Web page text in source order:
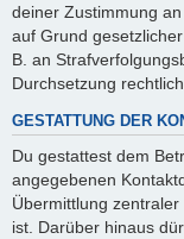
deiner Zustimmung
auf Grund
B. an
Durchsetzung
GESTATTUNG DER
Du gestattest dem
angegebenen
Übermittlung
ist. Darüber hinaus